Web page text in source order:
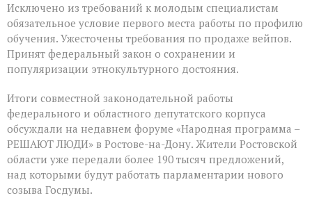
Исключено из требований к молодым специалистам
обязательное условие первого места работы по профилю
обучения. Ужесточены требования по продаже вейпов.
Принят федеральный закон о сохранении и
популяризации этнокультурного достояния.
Итоги совместной законодательной работы
федерального и областного депутатского корпуса
обсуждали на недавнем форуме «Народная программа –
РЕШАЮТ ЛЮДИ» в Ростове-на-Дону. Жители Ростовской
области уже передали более 190 тысяч предложений,
над которыми будут работать парламентарии нового
созыва Госдумы.